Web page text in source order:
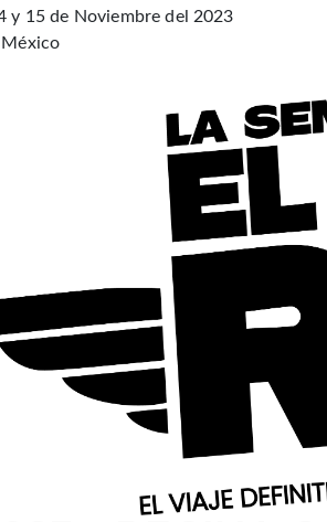
y 15 de Noviembre del 2023